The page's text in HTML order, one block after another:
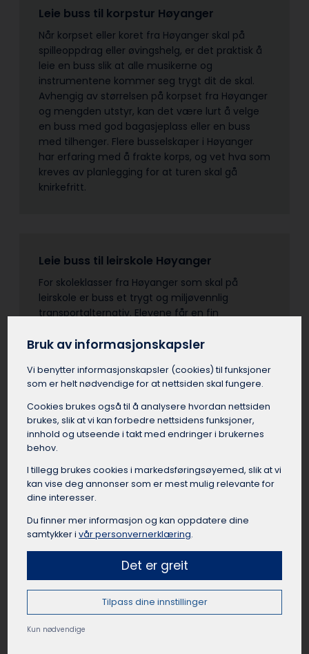
Leie buss til korpstur Høyanger
Når korpset eller koret fra Høyanger skal på
spilleoppdrag eller øvingshelg, er det praktisk å
leie en buss slik at alle musikerne og
instrumentene kommer seg trygt dit de skal.
Avhengig av størrelsen på korpset fra Høyanger
og mengden utstyr, kan det være lurt å velge
en buss med god bagasjeplass eller en buss
med tilhenger. Flere busselskaper i Høyanger
har erfaring med å frakte korps, og vet hva som
kreves av planlegging for at turen skal gå
knirkefritt.
Leie buss til leirskole Høyanger
For skoleklasser fra Høyanger som skal på
leirskole er buss et trygt og miljøvennlig
transportalternativ. Elevene får en fin
Høyanger som gruppe til leirskolestedet.
en egnet buss med god plass til bagasje, og en
dyktig sjåfør som har kjørt mange leirskoleturer
før. Med en leiebuss er reisen til leirskolen fra
Høyanger en komfortabel og sosial start på
oppholdet.
Idrettslag, foreninger, klubber og organisasjoner
buss. Det kan være lettere å leie buss i
Høyanger når de skal til kamper, cuper,
samlinger, events, turer eller andre aktiviteter. Å
reise sammen fra Høyanger som lag eller
som det er en praktisk og rimelig reisemåte når
Bruk av informasjonskapsler
Vi benytter informasjons­kapsler (cookies) til funksjoner
som er helt nødvendige for at nettsiden skal fungere.
Cookies brukes også til å analysere hvordan nettsiden
brukes, slik at vi kan forbedre nettsidens funksjoner,
innhold og utseende i takt med endringer i brukernes
behov.
I tillegg brukes cookies i markedsførings­øyemed, slik at vi
kan vise deg annonser som er mest mulig relevante for
dine interesser.
Du finner mer informasjon og kan oppdatere dine
samtykker ivår personvernerklæring.
Det er greit
Tilpass dine innstillinger
Kun nødvendige